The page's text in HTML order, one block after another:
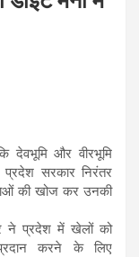
देवभूमि और वीरभूमि
सरकार निरंतर
की खोज कर उनकी
ने प्रदेश में खेलों को
प्रदान करने के लिए